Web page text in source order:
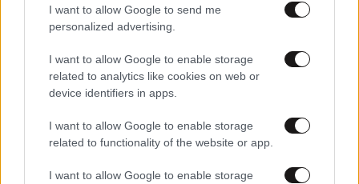
I want to allow Google to send me
personalized advertising.
I want to allow Google to enable storage
related to analytics like cookies on web or
device identifiers in apps.
I want to allow Google to enable storage
related to functionality of the website or app.
I want to allow Google to enable storage
χρήστη και κατά συνέπεια (αν δεν υπάρχει ανάγκη για
αυτοκίνητο μιας μικρής οικογένειας.